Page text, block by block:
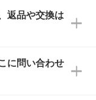
スト、写真
タに変換し
ほしい
色の場合は
ておりま
、印刷をく
刷色が、柔
刷色が映え
日祝日はお
い合わせ
返品や交換は
担当スタッ
を確認し、
に問い合わせ